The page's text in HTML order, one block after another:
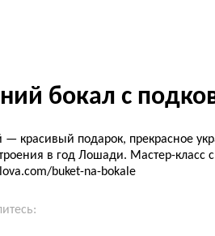
бокал с
— красивый подарок, прекрасное
в год Лошади. Мастер-
buket-na-bokale